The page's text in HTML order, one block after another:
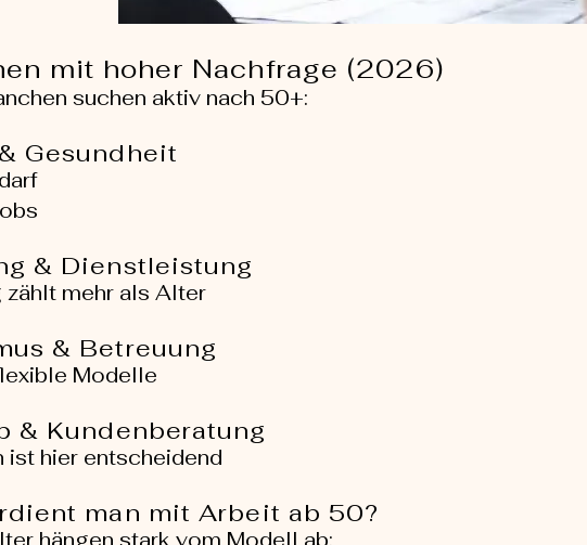
mit hoher Nachfrage (2026)
suchen aktiv nach 50+:
Gesundheit
& Dienstleistung
zählt mehr als Alter
& Betreuung
Modelle
& Kundenberatung
ist hier entscheidend
man mit Arbeit ab 50?